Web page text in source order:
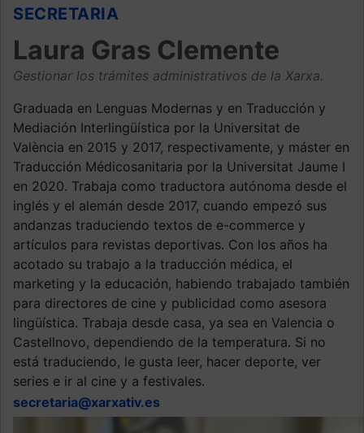
SECRETARIA
Laura Gras Clemente
Gestionar los trámites administrativos de la Xarxa.
Graduada en Lenguas Modernas y en Traducción y
Mediación Interlingüística por la Universitat de
València en 2015 y 2017, respectivamente, y máster en
Traducción Médicosanitaria por la Universitat Jaume I
en 2020. Trabaja como traductora autónoma desde el
inglés y el alemán desde 2017, cuando empezó sus
andanzas traduciendo textos de e-commerce y
artículos para revistas deportivas. Con los años ha
acotado su trabajo a la traducción médica, el
marketing y la educación, habiendo trabajado también
para directores de cine y publicidad como asesora
lingüística. Trabaja desde casa, ya sea en Valencia o
Castellnovo, dependiendo de la temperatura. Si no
está traduciendo, le gusta leer, hacer deporte, ver
series e ir al cine y a festivales.
secretaria@xarxativ.es